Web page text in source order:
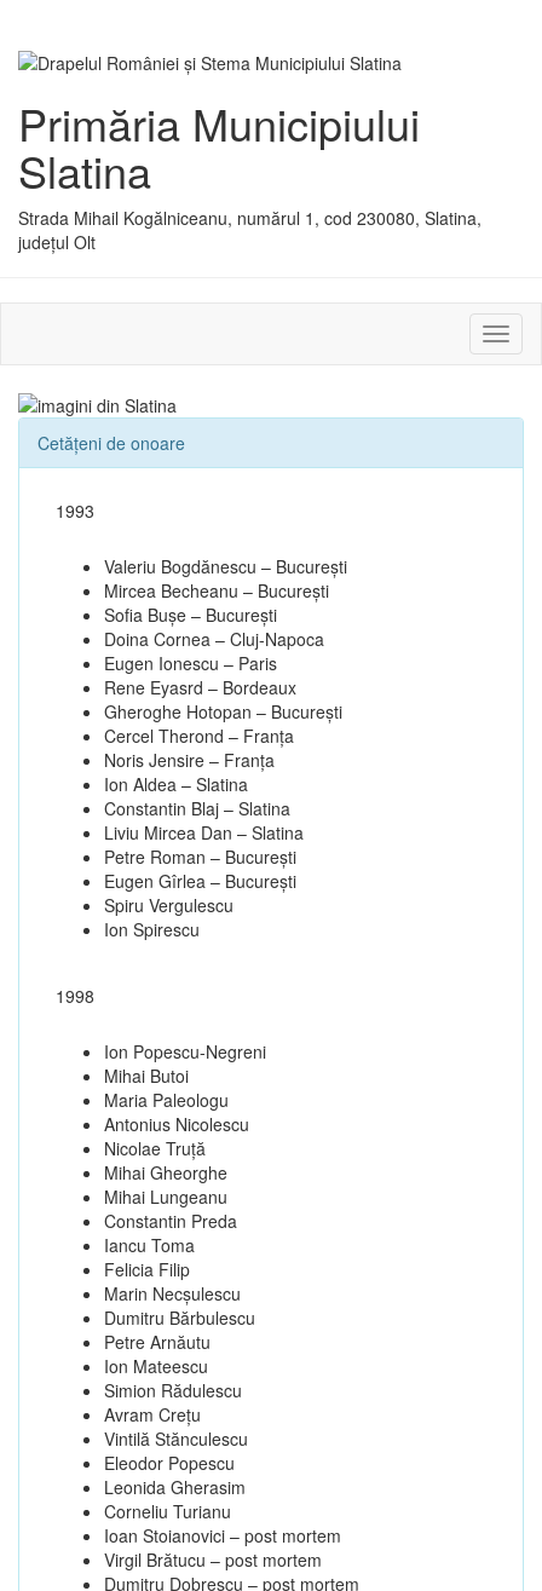
Primăria Municipiului
Slatina
Strada Mihail Kogălniceanu, numărul 1, cod 230080, Slatina,
județul Olt
sau
Cetățeni de onoare
1993
Valeriu Bogdănescu – Bucureşti
Mircea Becheanu – Bucureşti
Sofia Buşe – Bucureşti
Doina Cornea – Cluj-Napoca
Eugen Ionescu – Paris
Rene Eyasrd – Bordeaux
Gheroghe Hotopan – Bucureşti
Cercel Therond – Franţa
Noris Jensire – Franţa
Ion Aldea – Slatina
Constantin Blaj – Slatina
Liviu Mircea Dan – Slatina
Petre Roman – Bucureşti
Eugen Gîrlea – Bucureşti
Spiru Vergulescu
Ion Spirescu
1998
Ion Popescu-Negreni
Mihai Butoi
Maria Paleologu
Antonius Nicolescu
Nicolae Truţă
Mihai Gheorghe
Mihai Lungeanu
Constantin Preda
Iancu Toma
Felicia Filip
Marin Necşulescu
Dumitru Bărbulescu
Petre Arnăutu
Ion Mateescu
Simion Rădulescu
Avram Creţu
Vintilă Stănculescu
Eleodor Popescu
Leonida Gherasim
Corneliu Turianu
Ioan Stoianovici – post mortem
Virgil Brătucu – post mortem
Dumitru Dobrescu – post mortem